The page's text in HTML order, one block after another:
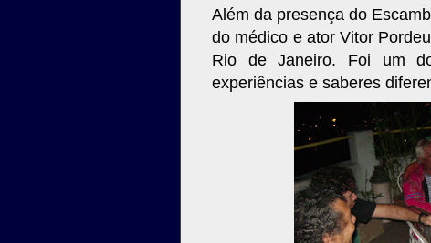
Além da presença do
do médico e ator Vitor
Rio de Janeiro. Foi um
experiências e saberes